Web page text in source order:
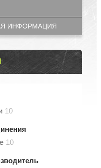
ИНФОРМАЦИЯ
10
10